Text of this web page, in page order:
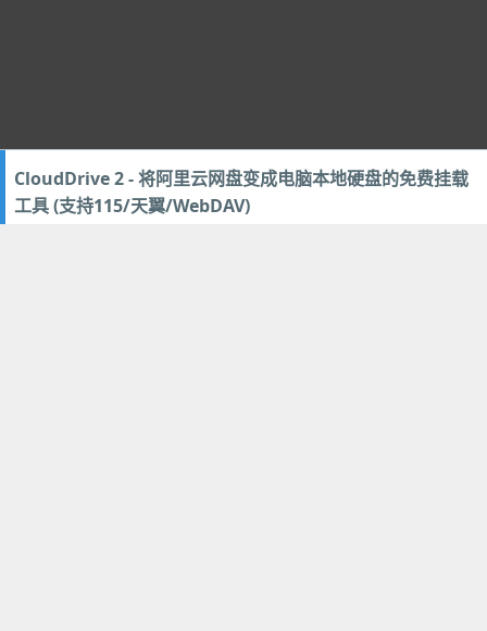
CloudDrive 2 - 将阿里云网盘变成电脑本地硬盘的免费挂载
工具 (支持115/天翼/WebDAV)